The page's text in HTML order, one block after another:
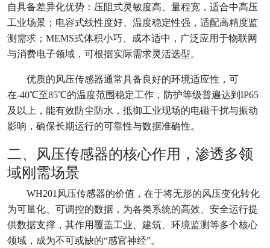
自具备差异化优势：压阻式灵敏度高、量程宽，适合中高压
工业场景；电容式线性度好、温度稳定性强，适配高精度监
测需求；MEMS式体积小巧、成本适中，广泛应用于物联网
与消费电子领域，可根据实际需求灵活选型。
优质的风压传感器通常具备良好的环境适应性，可
在-40℃至85℃的温度范围稳定工作，防护等级普遍达到IP65
及以上，能有效防尘防水，抵御工业现场的电磁干扰与振动
影响，确保长期运行的可靠性与数据准确性。
二、风压传感器的核心作用，渗透多领
域刚需场景
WH201 风压传感器的价值，在于将无形的风压变化转化
为可量化、可调控的数据，为各类系统的高效、安全运行提
供数据支撑，其作用覆盖工业、建筑、环境监测等多个核心
领域，成为不可或缺的“感官神经”。